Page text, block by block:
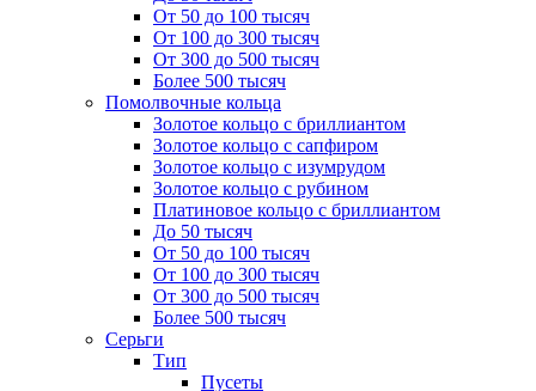
От 50 до 100 тысяч
От 100 до 300 тысяч
От 300 до 500 тысяч
Более 500 тысяч
Помолвочные кольца
Золотое кольцо с бриллиантом
Золотое кольцо с сапфиром
Золотое кольцо с изумрудом
Золотое кольцо с рубином
Платиновое кольцо с бриллиантом
До 50 тысяч
От 50 до 100 тысяч
От 100 до 300 тысяч
От 300 до 500 тысяч
Более 500 тысяч
Серьги
Тип
Пусеты